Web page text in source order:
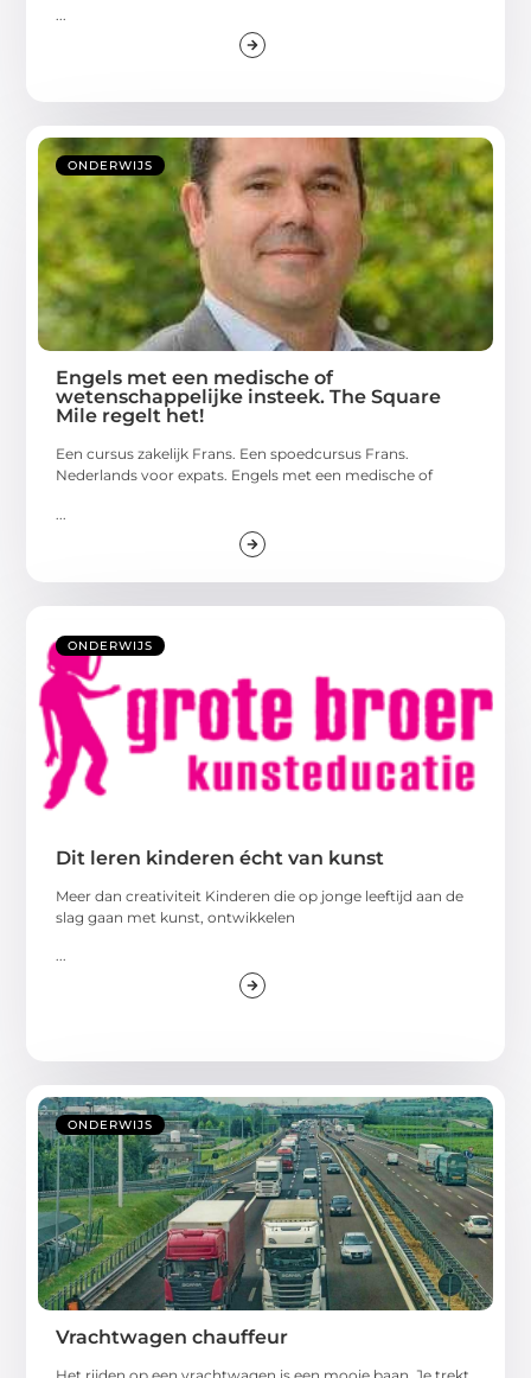
...
ONDERWIJS
Engels met een medische of
wetenschappelijke insteek. The Square
Mile regelt het!
Een cursus zakelijk Frans. Een spoedcursus Frans.
Nederlands voor expats. Engels met een medische of
ONDERWIJS
Dit leren kinderen écht van kunst
Meer dan creativiteit Kinderen die op jonge leeftijd aan de
slag gaan met kunst, ontwikkelen
ONDERWIJS
Vrachtwagen chauffeur